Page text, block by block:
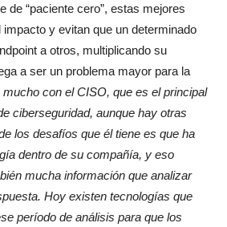
de “paciente cero”, estas mejores
y evitan que un determinado
a otros, multiplicando su
a ser un problema mayor para la
mucho con el CISO, que es el principal
ciberseguridad, aunque hay otras
los desafíos que él tiene es que ha
dentro de su compañía, y eso
mucha información que analizar
Hoy existen tecnologías que
período de análisis para que los